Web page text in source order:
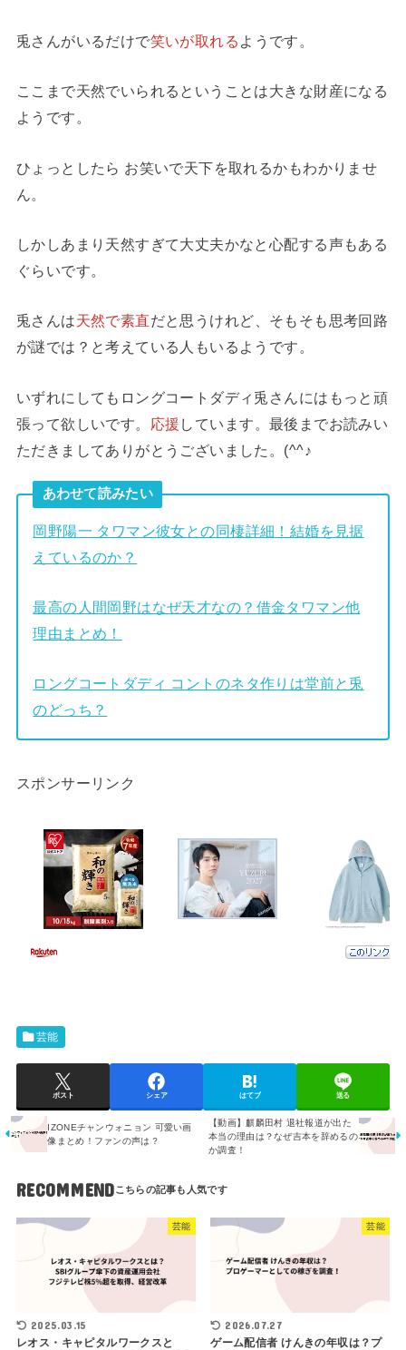
兎さんがいるだけで笑いが取れる ようです。
ここまで天然でいられるということは大きな財産になる
ようです。
ひょっとしたら お笑いで天下を取れるかもわかりませ
ん。
しかしあまり天然すぎて大丈夫かなと心配する声もある
ぐらいです。
兎さんは天然で素直だと思うけれど、そもそも思考回路
が謎では？と考えている人もいるようです。
いずれにしてもロングコートダディ兎さんにはもっと頑
張って欲しいです。 応援 しています。最後までお読みい
ただきましてありがとうございました。(^^♪
あわせて読みたい
岡野陽一 タワマン彼女との同棲詳細！結婚を見据
えているのか？
最高の人間岡野はなぜ天才なの？借金タワマン他
理由まとめ！
ロングコートダディ コントのネタ作りは堂前と兎
のどっち？
スポンサーリンク
芸能
ポスト シェア はてブ 送る
IZONEチャンウォニョン 可愛い画
像まとめ！ファンの声は？
【動画】麒麟田村 退社報道が出た
本当の理由は？なぜ吉本を辞めるの
か調査！
RECOMMEND
芸能
2025.03.15
レオス・キャピタルワークスと
芸能
2026.07.27
ゲーム配信者 けんきの年収は？プ